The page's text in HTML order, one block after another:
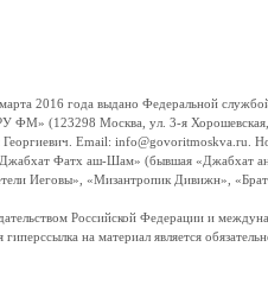
2016 года выдано Федеральной
ФМ» (123298 Москва, ул. 3-я
Георгиевич. Email: info@govoritmoskva.ru.
Фатх аш-Шам» (бывшая «Джабхат
Иеговы», «Мизантропик Дивижн»,
Российской Федерации и
на материал является